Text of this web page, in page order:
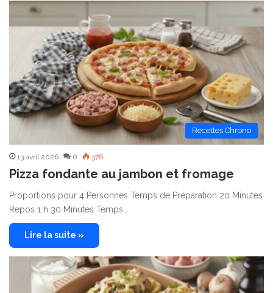
Recettes Chrono
13 avril 2026 0 376
Pizza fondante au jambon et fromage
Proportions pour 4 Personnes Temps de Préparation 20 Minutes
Repos 1 h 30 Minutes Temps…
Lire la suite »